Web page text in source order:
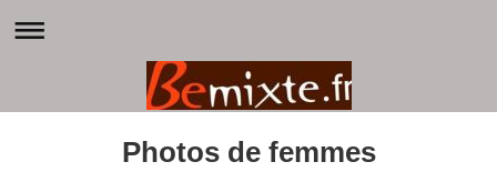
Photos de femmes